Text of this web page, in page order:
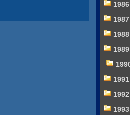
1986
1987
1988
1989
1991
1992
1993